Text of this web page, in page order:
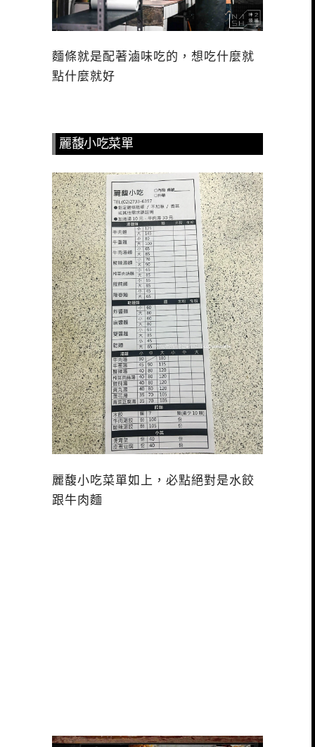
麵條就是配著滷味吃的，想吃什麼就
點什麼就好
麗馥小吃菜單
麗馥小吃菜單如上，必點絕對是水餃
跟牛肉麵